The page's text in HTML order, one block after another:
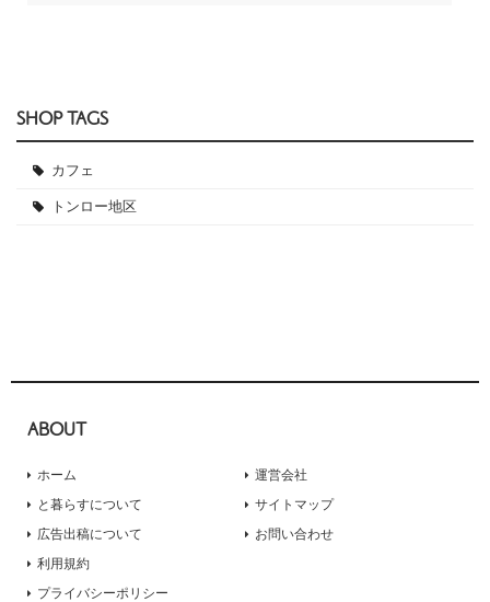
SHOP TAGS
カフェ
トンロー地区
ABOUT
ホーム
と暮らすについて
広告出稿について
運営会社
サイトマップ
お問い合わせ
利用規約
プライバシーポリシー